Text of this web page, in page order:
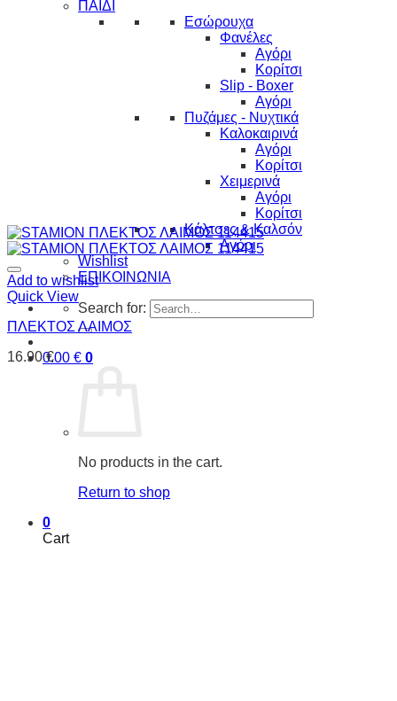
ΠΑΙΔΙ
Εσώρουχα
Φανέλες
Αγόρι
Κορίτσι
Slip - Boxer
Αγόρι
Πυζάμες - Νυχτικά
Καλοκαιρινά
Αγόρι
Κορίτσι
Χειμερινά
Αγόρι
Κορίτσι
Κάλτσες & Καλσόν
Αγόρι
Wishlist
ΕΠΙΚΟΙΝΩΝΙΑ
Search for:
0.00 € 0
No products in the cart.
Return to shop
0
Cart
Add to wishlist
Quick View
ΠΛΕΚΤΟΣ ΛΑΙΜΟΣ
16.90€